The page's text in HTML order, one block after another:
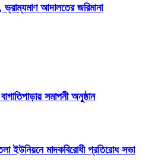
আদালতের জরিমানা
সমাপনী অনুষ্ঠান
ইউনিয়নে মাদকবিরোধী প্রতিরোধ সভা